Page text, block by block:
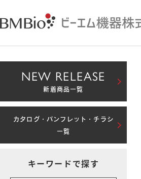
NEW RELEASE
新着商品一覧
カタログ・パンフレット・チラシ
一覧
キーワードで探す